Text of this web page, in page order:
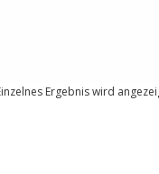
Ergebnis wird